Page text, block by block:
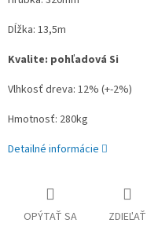
Dĺžka: 13,5m
Kvalite: pohľadová Si
Vlhkosť dreva: 12% (+-2%)
Hmotnosť: 280kg
Detailné informácie
OPÝTAŤ SA ZDIEĽAŤ